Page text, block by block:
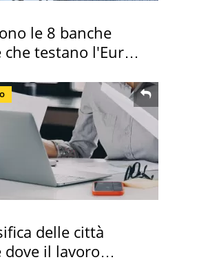
le 8 banche
testano l'Euro
delle città
dove il lavoro